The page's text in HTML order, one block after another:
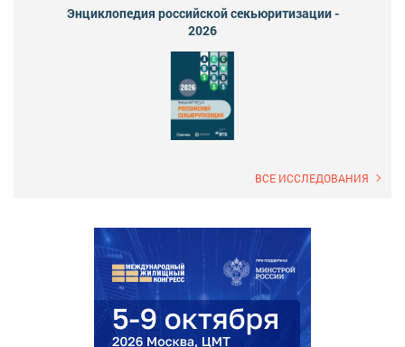
Энциклопедия российской секьюритизации -
2026
ВСЕ ИССЛЕДОВАНИЯ